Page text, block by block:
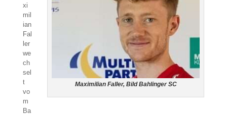
Maximilian Faller, Bild Bahlinger SC
xi
mil
ian
Fal
ler
we
ch
sel
t
vo
m
Ba